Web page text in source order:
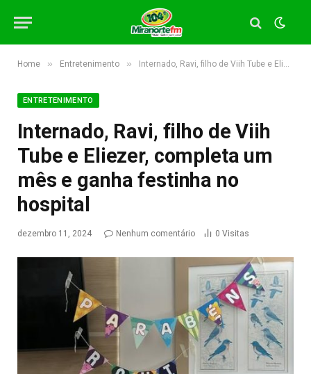
Home » Entretenimento » Internado, Ravi, filho de Viih Tube e Eliezer, completa um mês e ganha festinha no hospital
ENTRETENIMENTO
Internado, Ravi, filho de Viih
Tube e Eliezer, completa um
mês e ganha festinha no
hospital
dezembro 11, 2024 Nenhum comentário 0 Visitas